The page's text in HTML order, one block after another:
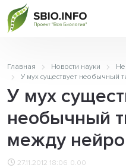
Главная Новости науки
У мух существует необычный
У мух
необычный
между
27.11.2012 18:06 0.00